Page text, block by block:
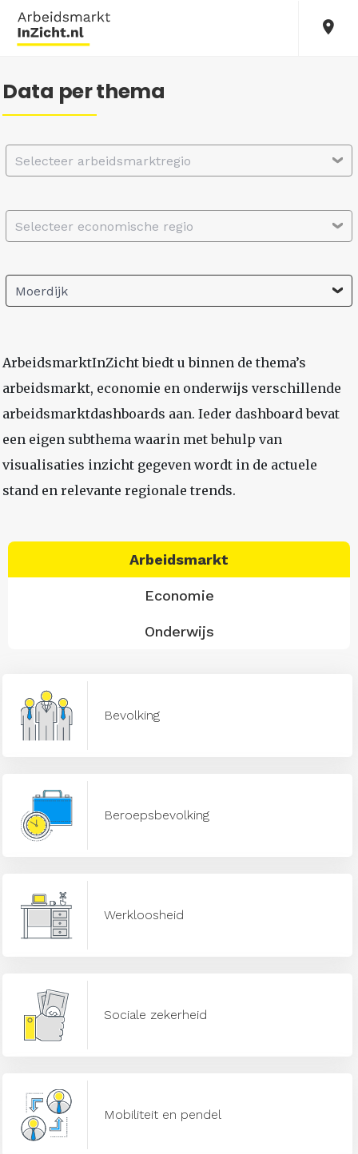
Data per thema
Selecteer arbeidsmarktregio
Selecteer economische regio
Moerdijk
ArbeidsmarktInZicht biedt u binnen de thema’s
arbeidsmarkt, economie en onderwijs verschillende
arbeidsmarktdashboards aan. Ieder dashboard bevat
een eigen subthema waarin met behulp van
visualisaties inzicht gegeven wordt in de actuele
stand en relevante regionale trends.
Arbeidsmarkt
Economie
Onderwijs
Bevolking
Beroepsbevolking
Werkloosheid
Sociale zekerheid
Mobiliteit en pendel